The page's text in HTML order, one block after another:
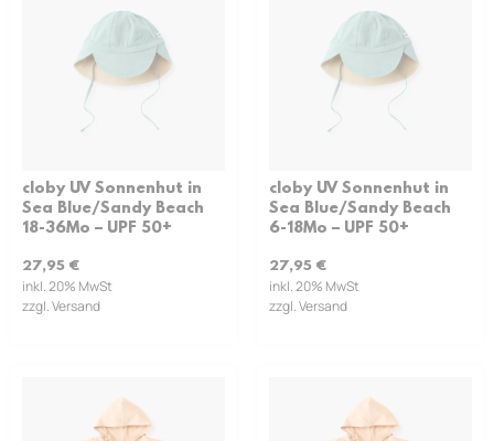
cloby UV Sonnenhut in
Sea Blue/Sandy Beach
18-36Mo – UPF 50+
27,95 €
inkl. 20% MwSt
zzgl. Versand
cloby UV Sonnenhut in
Sea Blue/Sandy Beach
6-18Mo – UPF 50+
27,95 €
inkl. 20% MwSt
zzgl. Versand